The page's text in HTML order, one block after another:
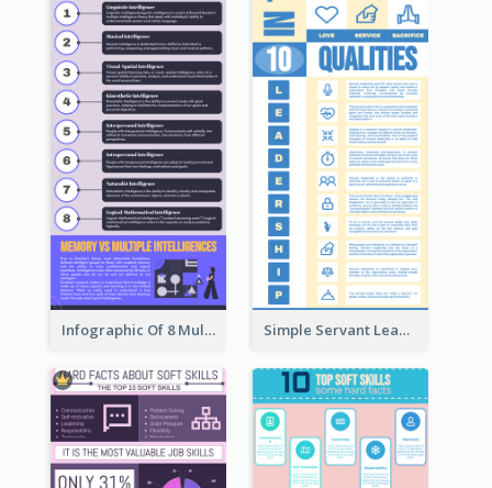
Infographic Of 8 Multiple Intelligences You Need To Know Simple Servant Leadership Infographic Design Idea